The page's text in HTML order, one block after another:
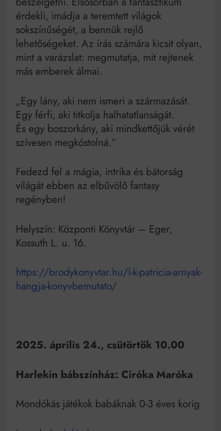
érdekli, imádja a teremtett világok
sokszínűségét, a bennük rejlő
lehetőségeket. Az írás számára kicsit olyan,
mint a varázslat: megmutatja, mit rejtenek
más emberek álmai.
„Egy lány, aki nem ismeri a származását.
Egy férfi, aki titkolja halhatatlanságát.
És egy boszorkány, aki mindkettőjük vérét
szívesen megkóstolná.”
Fedezd fel a mágia, intrika és bátorság
világát ebben az elbűvölő fantasy
regényben!
Helyszín: Központi Könyvtár – Eger,
Kossuth L. u. 16.
https://brodykonyvtar.hu/l-k-patricia-arnyak-
hangja-konyvbemutato/
2025. április 24., csütörtök 10.00
Harlekin bábszínház: Ciróka Maróka
Mondókás játékok babáknak 0-3 éves korig